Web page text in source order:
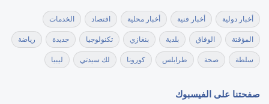
أخبار دولية أخبار فنية أخبار محلية اقتصاد الخدمات
المؤقتة الوفاق بلدية بنغازي تكنولوجيا جديدة رياضة
سلطة صحة طرابلس كورونا لك سيدتي ليبيا
صفحتنا على الفيسبوك